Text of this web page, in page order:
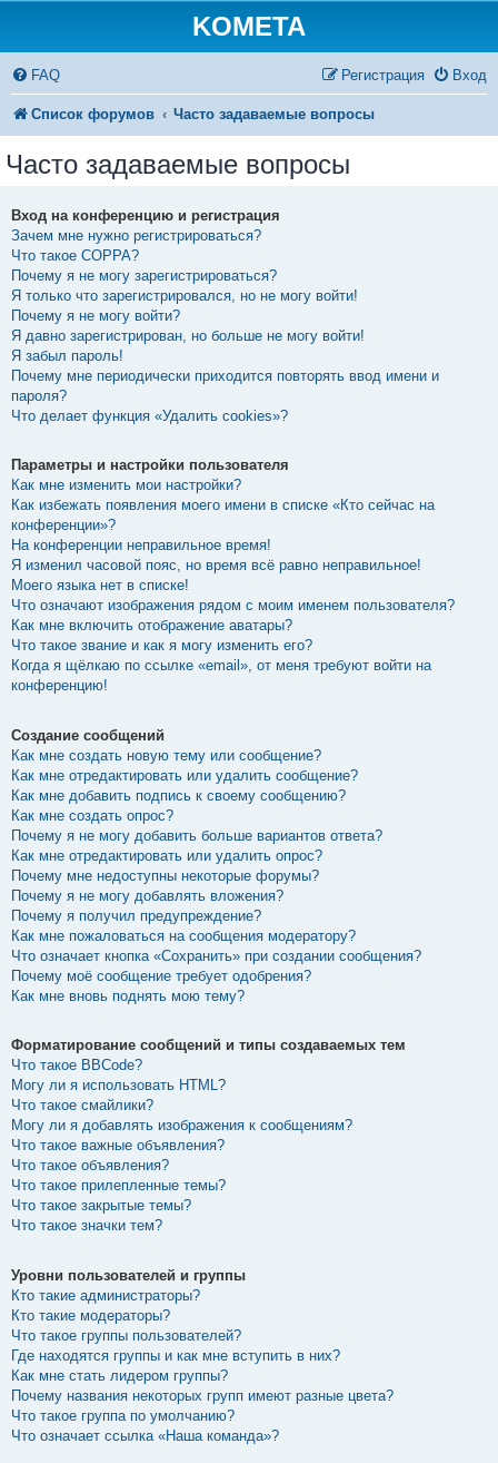
KOMETA
FAQ Вход
Регистрация
Список форумов Часто задаваемые вопросы
Часто задаваемые вопросы
Вход на конференцию и регистрация
Зачем мне нужно регистрироваться?
Что такое COPPA?
Почему я не могу зарегистрироваться?
Я только что зарегистрировался, но не могу войти!
Почему я не могу войти?
Я давно зарегистрирован, но больше не могу войти!
Я забыл пароль!
Почему мне периодически приходится повторять ввод имени и
пароля?
Что делает функция «Удалить cookies»?
Параметры и настройки пользователя
Как мне изменить мои настройки?
Как избежать появления моего имени в списке «Кто сейчас на
конференции»?
На конференции неправильное время!
Я изменил часовой пояс, но время всё равно неправильное!
Моего языка нет в списке!
Что означают изображения рядом с моим именем пользователя?
Как мне включить отображение аватары?
Что такое звание и как я могу изменить его?
Когда я щёлкаю по ссылке «email», от меня требуют войти на
конференцию!
Создание сообщений
Как мне создать новую тему или сообщение?
Как мне отредактировать или удалить сообщение?
Как мне добавить подпись к своему сообщению?
Как мне создать опрос?
Почему я не могу добавить больше вариантов ответа?
Как мне отредактировать или удалить опрос?
Почему мне недоступны некоторые форумы?
Почему я не могу добавлять вложения?
Почему я получил предупреждение?
Как мне пожаловаться на сообщения модератору?
Что означает кнопка «Сохранить» при создании сообщения?
Почему моё сообщение требует одобрения?
Как мне вновь поднять мою тему?
Форматирование сообщений и типы создаваемых тем
Что такое BBCode?
Могу ли я использовать HTML?
Что такое смайлики?
Могу ли я добавлять изображения к сообщениям?
Что такое важные объявления?
Что такое объявления?
Что такое прилепленные темы?
Что такое закрытые темы?
Что такое значки тем?
Уровни пользователей и группы
Кто такие администраторы?
Кто такие модераторы?
Что такое группы пользователей?
Где находятся группы и как мне вступить в них?
Как мне стать лидером группы?
Почему названия некоторых групп имеют разные цвета?
Что такое группа по умолчанию?
Что означает ссылка «Наша команда»?